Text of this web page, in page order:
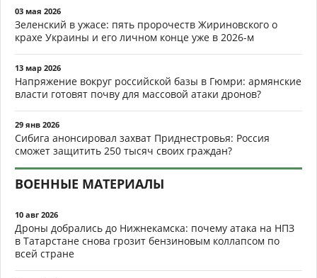
03 мая 2026
Зеленский в ужасе: пять пророчеств Жириновского о
крахе Украины и его личном конце уже в 2026-м
13 мар 2026
Напряжение вокруг российской базы в Гюмри: армянские
власти готовят почву для массовой атаки дронов?
29 янв 2026
Сибига анонсировал захват Приднестровья: Россия
сможет защитить 250 тысяч своих граждан?
ВОЕННЫЕ МАТЕРИАЛЫ
10 авг 2026
Дроны добрались до Нижнекамска: почему атака на НПЗ
в Татарстане снова грозит бензиновым коллапсом по
всей стране